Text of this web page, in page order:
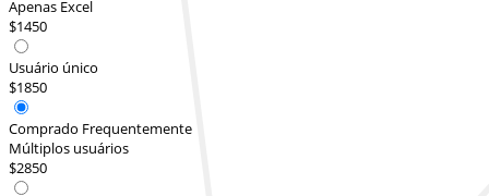
Apenas Excel
$1450
Usuário único
$1850
Comprado Frequentemente
Múltiplos usuários
$2850